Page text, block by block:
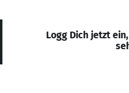
Logg Dich jetzt